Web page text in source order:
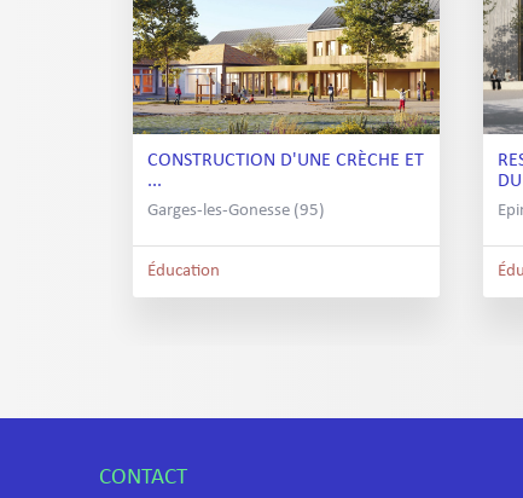
CONSTRUCTION D'UNE CRÈCHE ET
...
Garges-les-Gonesse (95)
Éducation
CONTACT